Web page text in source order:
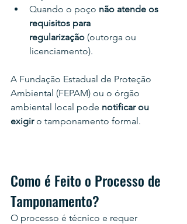
Quando o poço não atende os
requisitos para
regularização (outorga ou
licenciamento).
A Fundação Estadual de Proteção
Ambiental (FEPAM) ou o órgão
ambiental local pode notificar ou
exigir o tamponamento formal.
Como é Feito o Processo de
Tamponamento?
O processo é técnico e requer